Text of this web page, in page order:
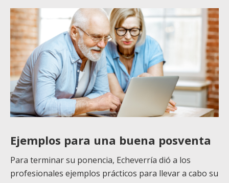
Ejemplos para una buena posventa
Para terminar su ponencia, Echeverría dió a los
profesionales ejemplos prácticos para llevar a cabo su